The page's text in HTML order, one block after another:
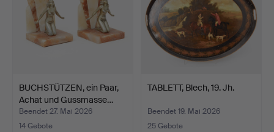
BUCHSTÜTZEN, ein Paar,
Achat und Gussmasse…
Beendet 27. Mai 2026
14 Gebote
TABLETT, Blech, 19. Jh.
Beendet 19. Mai 2026
25 Gebote